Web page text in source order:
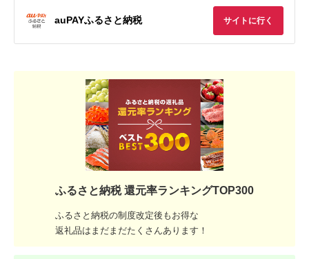
auPAYふるさと納税 サイトに行く
ふるさと納税 還元率ランキングTOP300
ふるさと納税の制度改定後もお得な
返礼品はまだまだたくさんあります！